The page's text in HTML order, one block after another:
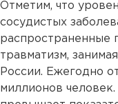
Отметим, что
сосудистых
распространенные
травматизм,
России. Ежегодно
миллионов